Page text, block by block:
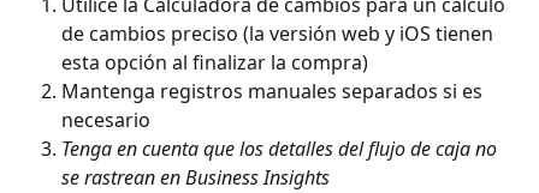
de cambios preciso (la versión web y iOS tienen
esta opción al finalizar la compra)
Mantenga registros manuales separados si es
necesario
Tenga en cuenta que los detalles del flujo de caja no
se rastrean en Business Insights